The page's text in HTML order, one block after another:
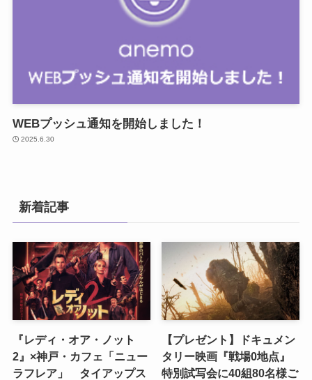
WEBプッシュ通知を開始しました！
2025.6.30
新着記事
『レディ・オア・ノット
2』×神戸・カフェ「ニュー
ラフレア」 タイアップス
【プレゼント】ドキュメン
タリー映画『戦場0地点』
特別試写会に40組80名様ご